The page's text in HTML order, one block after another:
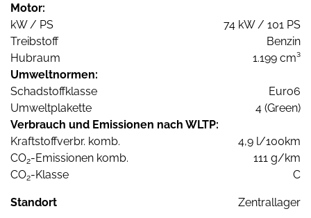
Motor:
kW / PS
74 kW / 101 PS
Treibstoff
Benzin
Hubraum
1.199 cm³
Umweltnormen:
Schadstoffklasse
Euro6
Umweltplakette
4 (Green)
Verbrauch und Emissionen nach WLTP:
Kraftstoffverbr. komb.
4,9 l/100km
CO2-Emissionen komb.
111 g/km
CO2-Klasse C
Standort Zentrallager